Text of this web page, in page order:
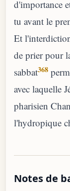
d'importance
tu avant le
Et
de prier pour
sabbat368
avec laquelle
pharisien
l'hydropique
Notes de